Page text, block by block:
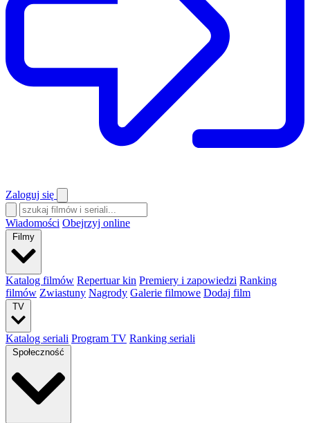
Zaloguj się
Wiadomości Obejrzyj online
Filmy
Katalog filmów Repertuar kin Premiery i zapowiedzi Ranking
filmów Zwiastuny Nagrody Galerie filmowe Dodaj film
TV
Katalog seriali Program TV Ranking seriali
Społeczność